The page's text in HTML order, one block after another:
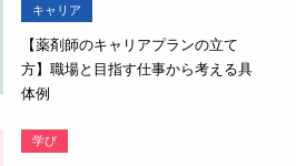
キャリア
【薬剤師のキャリアプランの立て
方】職場と目指す仕事から考える具
体例
学び